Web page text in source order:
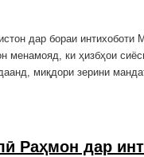
дар бораи
менамояд, ки ҳизбҳои
миқдори зерини
Раҳмон дар